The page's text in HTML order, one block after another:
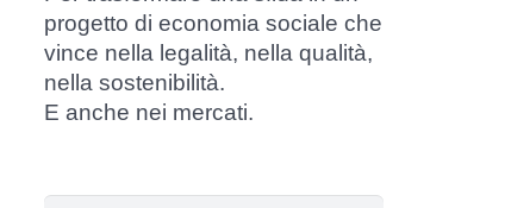
progetto di economia sociale che
vince nella legalità, nella qualità,
nella sostenibilità.
E anche nei mercati.